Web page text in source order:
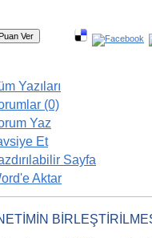
Yazıları
(0)
Yaz
Et
Sayfa
Aktar